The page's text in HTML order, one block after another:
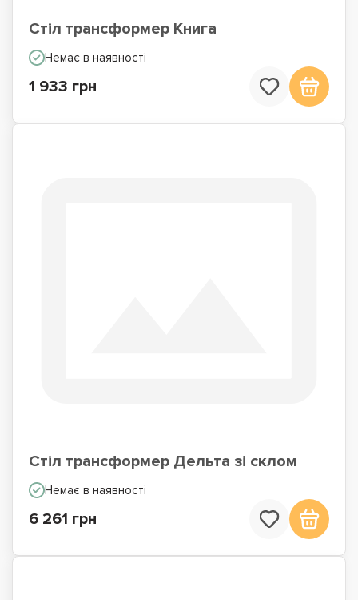
Стіл трансформер Книга
Немає в наявності
1 933 грн
Стіл трансформер Дельта зі склом
Немає в наявності
6 261 грн